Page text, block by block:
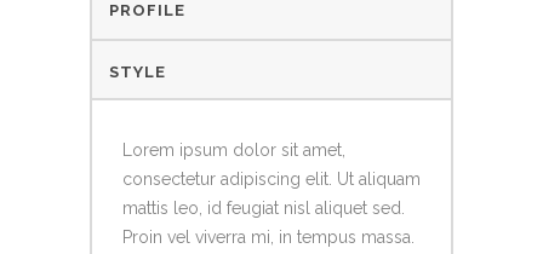
PROFILE
STYLE
Lorem ipsum dolor sit amet,
consectetur adipiscing elit. Ut aliquam
mattis leo, id feugiat nisl aliquet sed.
Proin vel viverra mi, in tempus massa.